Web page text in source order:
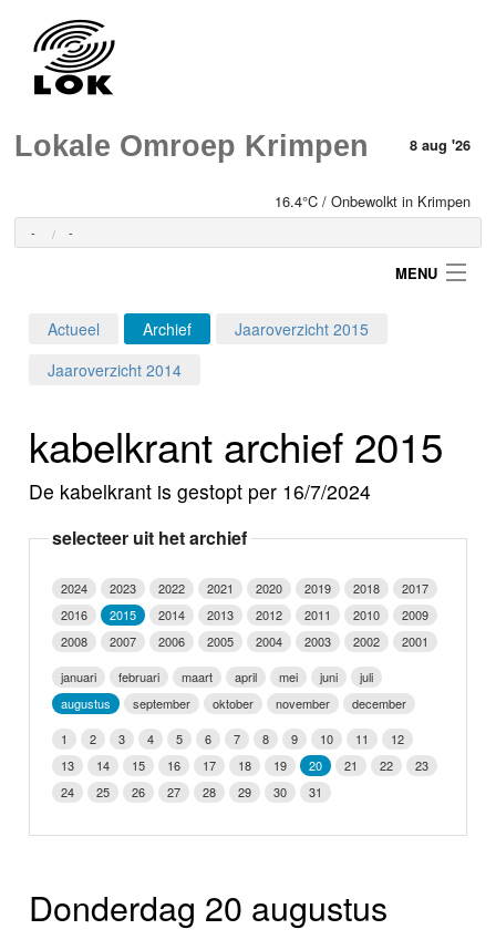
Lokale Omroep Krimpen 8 aug '26
16.4°C / Onbewolkt in Krimpen
- -
MENU
Programma's
Video
Webcam
Info
Actueel Archief
Jaaroverzicht 2015
Jaaroverzicht 2014
kabelkrant archief 2015
De kabelkrant is gestopt per 16/7/2024
selecteer uit het archief
2024 2023 2022 2021 2020 2019 2018
2017
2016
2015 2014 2013 2012 2011 2010
2009
2008
2007 2006 2005 2004 2003 2002
2001
januari
februari maart april mei juni
juli
augustus
september oktober november
december
1
2 3 4 5 6 7 8 9 10 11
12
13
14 15 16 17 18 19 20 21 22
23
24
25 26 27 28 29 30 31
Donderdag 20 augustus